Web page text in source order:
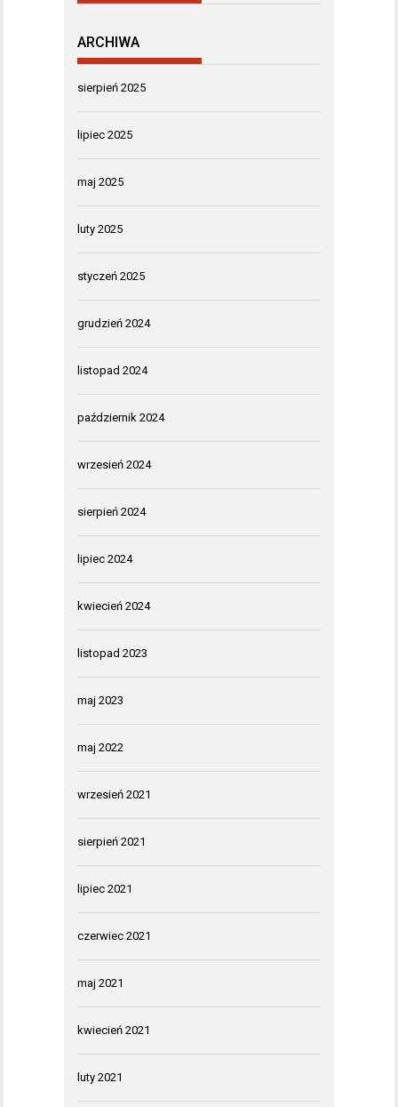
ARCHIWA
sierpień 2025
lipiec 2025
maj 2025
luty 2025
styczeń 2025
grudzień 2024
listopad 2024
październik 2024
wrzesień 2024
sierpień 2024
lipiec 2024
kwiecień 2024
listopad 2023
maj 2023
maj 2022
wrzesień 2021
sierpień 2021
lipiec 2021
czerwiec 2021
maj 2021
kwiecień 2021
luty 2021